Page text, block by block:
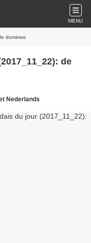
MENU
dominee
de
Nederlands